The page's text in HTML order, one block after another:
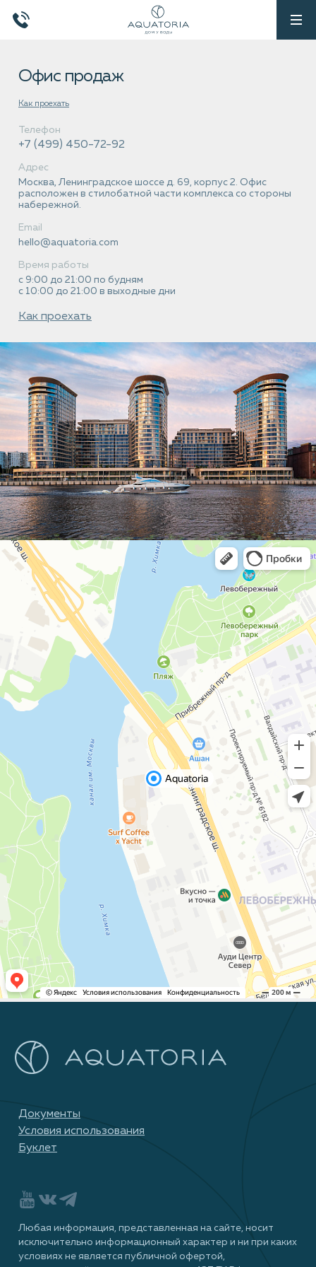
Офис продаж
Как проехать
Телефон
+7 (499) 450-72-92
Адрес
Москва, Ленинградское шоссе д. 69, корпус 2. Офис
расположен в стилобатной части комплекса со стороны
набережной.
Email
hello@aquatoria.com
Время работы
с 9:00 до 21:00 по будням
с 10:00 до 21:00 в выходные дни
Как проехать
Любая информация, представленная на сайте, носит
исключительно информационный характер и ни при каких
условиях не является публичной офертой,
Документы
Условия использования
Буклет